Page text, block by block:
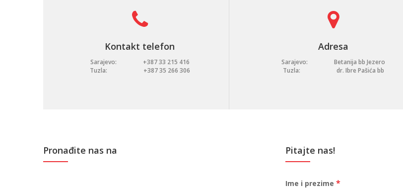
Kontakt telefon
Sarajevo:
+387 33 215 416
Tuzla:
+387 35 266 306
Adresa
Sarajevo:
Betanija bb Jezero
Tuzla:
dr. Ibre Pašića bb
Pronađite nas na Pitajte nas!
Ime i prezime *